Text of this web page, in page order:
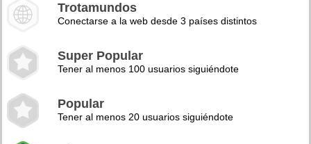
Trotamundos
Conectarse a la web desde 3 países distintos
Super Popular
Tener al menos 100 usuarios siguiéndote
Popular
Tener al menos 20 usuarios siguiéndote